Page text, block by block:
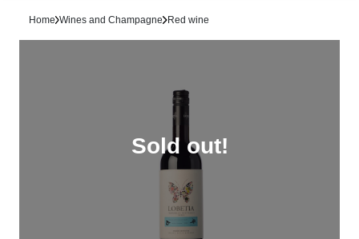
Home Wines and Champagne Red wine
Sold out!